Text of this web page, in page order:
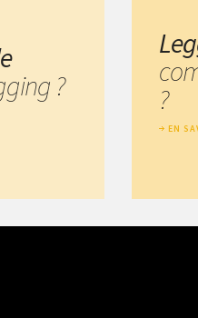
?
?
EN